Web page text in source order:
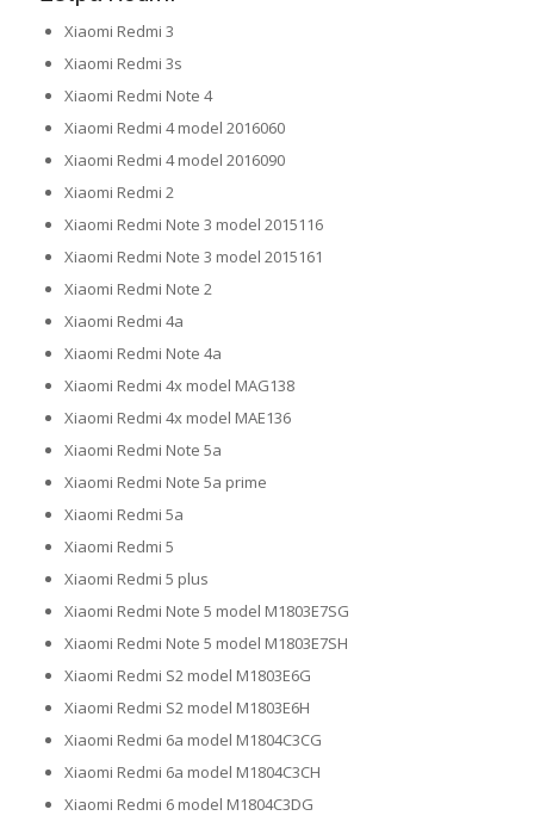
Xiaomi Redmi 3
Xiaomi Redmi 3s
Xiaomi Redmi Note 4
Xiaomi Redmi 4 model 2016060
Xiaomi Redmi 4 model 2016090
Xiaomi Redmi 2
Xiaomi Redmi Note 3 model 2015116
Xiaomi Redmi Note 3 model 2015161
Xiaomi Redmi Note 2
Xiaomi Redmi 4a
Xiaomi Redmi Note 4a
Xiaomi Redmi 4x model MAG138
Xiaomi Redmi 4x model MAE136
Xiaomi Redmi Note 5a
Xiaomi Redmi Note 5a prime
Xiaomi Redmi 5a
Xiaomi Redmi 5
Xiaomi Redmi 5 plus
Xiaomi Redmi Note 5 model M1803E7SG
Xiaomi Redmi Note 5 model M1803E7SH
Xiaomi Redmi S2 model M1803E6G
Xiaomi Redmi S2 model M1803E6H
Xiaomi Redmi 6a model M1804C3CG
Xiaomi Redmi 6a model M1804C3CH
Xiaomi Redmi 6 model M1804C3DG